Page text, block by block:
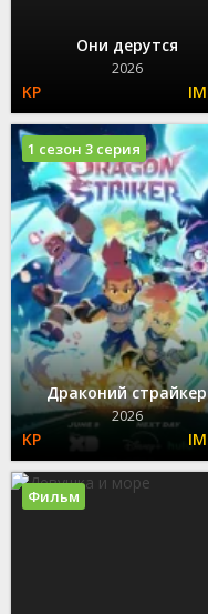
Они дерутся
2026
Драконий страйкер
2026
1 сезон 3 серия
Фильм